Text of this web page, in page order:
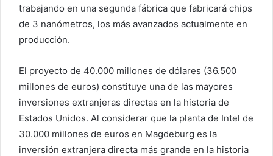
trabajando en una segunda fábrica que fabricará chips
de 3 nanómetros, los más avanzados actualmente en
producción.
El proyecto de 40.000 millones de dólares (36.500
millones de euros) constituye una de las mayores
inversiones extranjeras directas en la historia de
Estados Unidos. Al considerar que la planta de Intel de
30.000 millones de euros en Magdeburg es la
inversión extranjera directa más grande en la historia